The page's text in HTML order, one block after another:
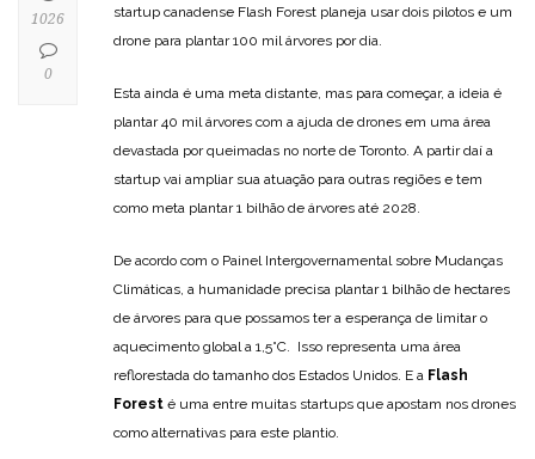
startup canadense Flash Forest planeja usar dois pilotos e um
drone para plantar 100 mil árvores por dia.
Esta ainda é uma meta distante, mas para começar, a ideia é
plantar 40 mil árvores com a ajuda de drones em uma área
devastada por queimadas no norte de Toronto. A partir daí a
startup vai ampliar sua atuação para outras regiões e tem
como meta plantar 1 bilhão de árvores até 2028.
De acordo com o Painel Intergovernamental sobre Mudanças
Climáticas, a humanidade precisa plantar 1 bilhão de hectares
de árvores para que possamos ter a esperança de limitar o
aquecimento global a 1,5°C. Isso representa uma área
reflorestada do tamanho dos Estados Unidos. E a Flash
Forest é uma entre muitas startups que apostam nos drones
como alternativas para este plantio.
1026
0